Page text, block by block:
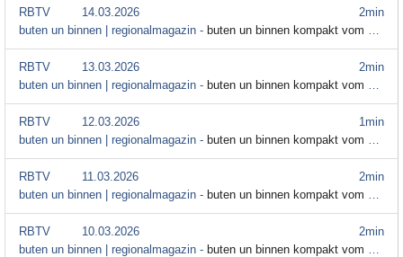
2min
RBTV
14.03.2026
buten un binnen | regionalmagazin - buten un binnen kompakt vom 14. März
2min
RBTV
13.03.2026
buten un binnen | regionalmagazin - buten un binnen kompakt vom 13. März
1min
RBTV
12.03.2026
buten un binnen | regionalmagazin - buten un binnen kompakt vom 12. März
2min
RBTV
11.03.2026
buten un binnen | regionalmagazin - buten un binnen kompakt vom 11. März
2min
RBTV
10.03.2026
buten un binnen | regionalmagazin - buten un binnen kompakt vom 10. März